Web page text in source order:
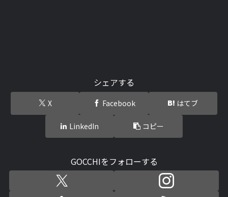
シェアする
X Facebook はてブ
LinkedIn コピー
GOCCHIをフォローする